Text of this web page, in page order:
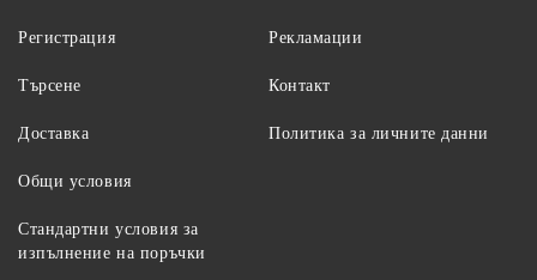
Регистрация
Търсене
Доставка
Рекламации
Контакт
Политика за личните данни
Общи условия
Стандартни условия за
изпълнение на поръчки